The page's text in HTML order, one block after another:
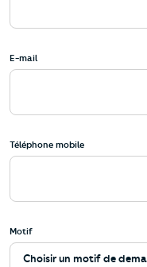
E-mail
Téléphone mobile
Motif